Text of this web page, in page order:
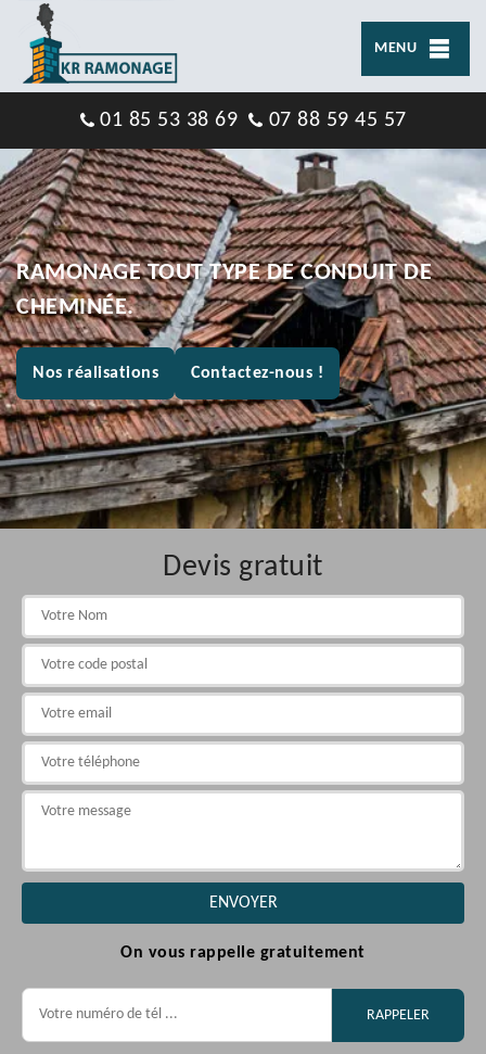
MENU
01 85 53 38 69 07 88 59 45 57
RAMONAGE TOUT TYPE DE CONDUIT DE
CHEMINÉE.
Nos réalisations Contactez-nous !
Devis gratuit
On vous rappelle gratuitement